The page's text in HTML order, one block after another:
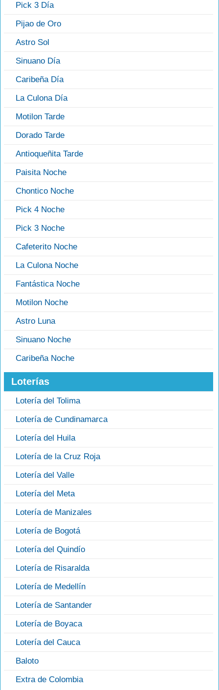
Pick 3 Día
Pijao de Oro
Astro Sol
Sinuano Día
Caribeña Día
La Culona Día
Motilon Tarde
Dorado Tarde
Antioqueñita Tarde
Paisita Noche
Chontico Noche
Pick 4 Noche
Pick 3 Noche
Cafeterito Noche
La Culona Noche
Fantástica Noche
Motilon Noche
Astro Luna
Sinuano Noche
Caribeña Noche
Loterías
Lotería del Tolima
Lotería de Cundinamarca
Lotería del Huila
Lotería de la Cruz Roja
Lotería del Valle
Lotería del Meta
Lotería de Manizales
Lotería de Bogotá
Lotería del Quindío
Lotería de Risaralda
Lotería de Medellín
Lotería de Santander
Lotería de Boyaca
Lotería del Cauca
Baloto
Extra de Colombia